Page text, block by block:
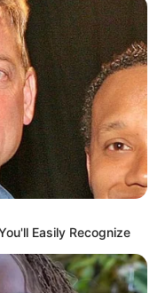
Easily Recognize